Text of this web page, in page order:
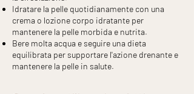
Idratare la pelle quotidianamente con una
crema o lozione corpo idratante per
mantenere la pelle morbida e nutrita.
Bere molta acqua e seguire una dieta
equilibrata per supportare l'azione drenante e
mantenere la pelle in salute.